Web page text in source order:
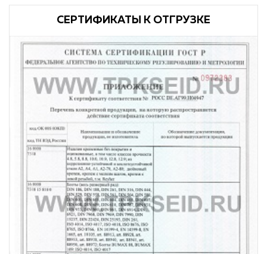
CЕРТИФИКАТЫ К ОТГРУЗКЕ